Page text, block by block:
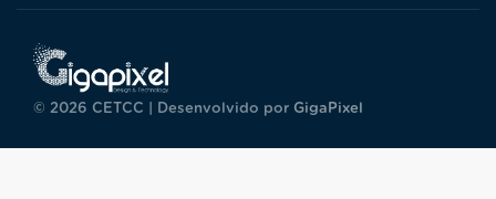
© 2026 CETCC | Desenvolvido por GigaPixel